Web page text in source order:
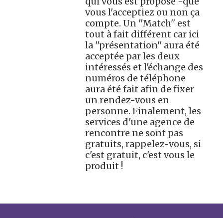
vous l'acceptiez ou non ça
compte. Un ''Match'' est
tout à fait différent car ici
la ''présentation'' aura été
acceptée par les deux
intéressés et l'échange des
numéros de téléphone
aura été fait afin de fixer
un rendez-vous en
personne. Finalement, les
services d'une agence de
rencontre ne sont pas
gratuits, rappelez-vous, si
c'est gratuit, c'est vous le
produit !